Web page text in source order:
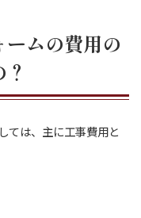
ムの費用の
ては、主に工事費用と